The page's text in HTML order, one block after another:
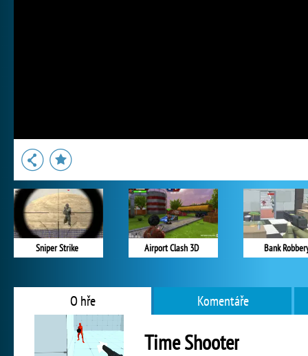
Sniper Strike Airport Clash 3D Bank
O hře Komentáře
Time Shooter